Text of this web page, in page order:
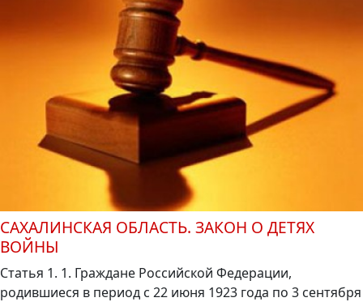
САХАЛИНСКАЯ ОБЛАСТЬ. ЗАКОН О ДЕТЯХ
ВОЙНЫ
Статья 1. 1. Граждане Российской Федерации,
родившиеся в период с 22 июня 1923 года по 3 сентября